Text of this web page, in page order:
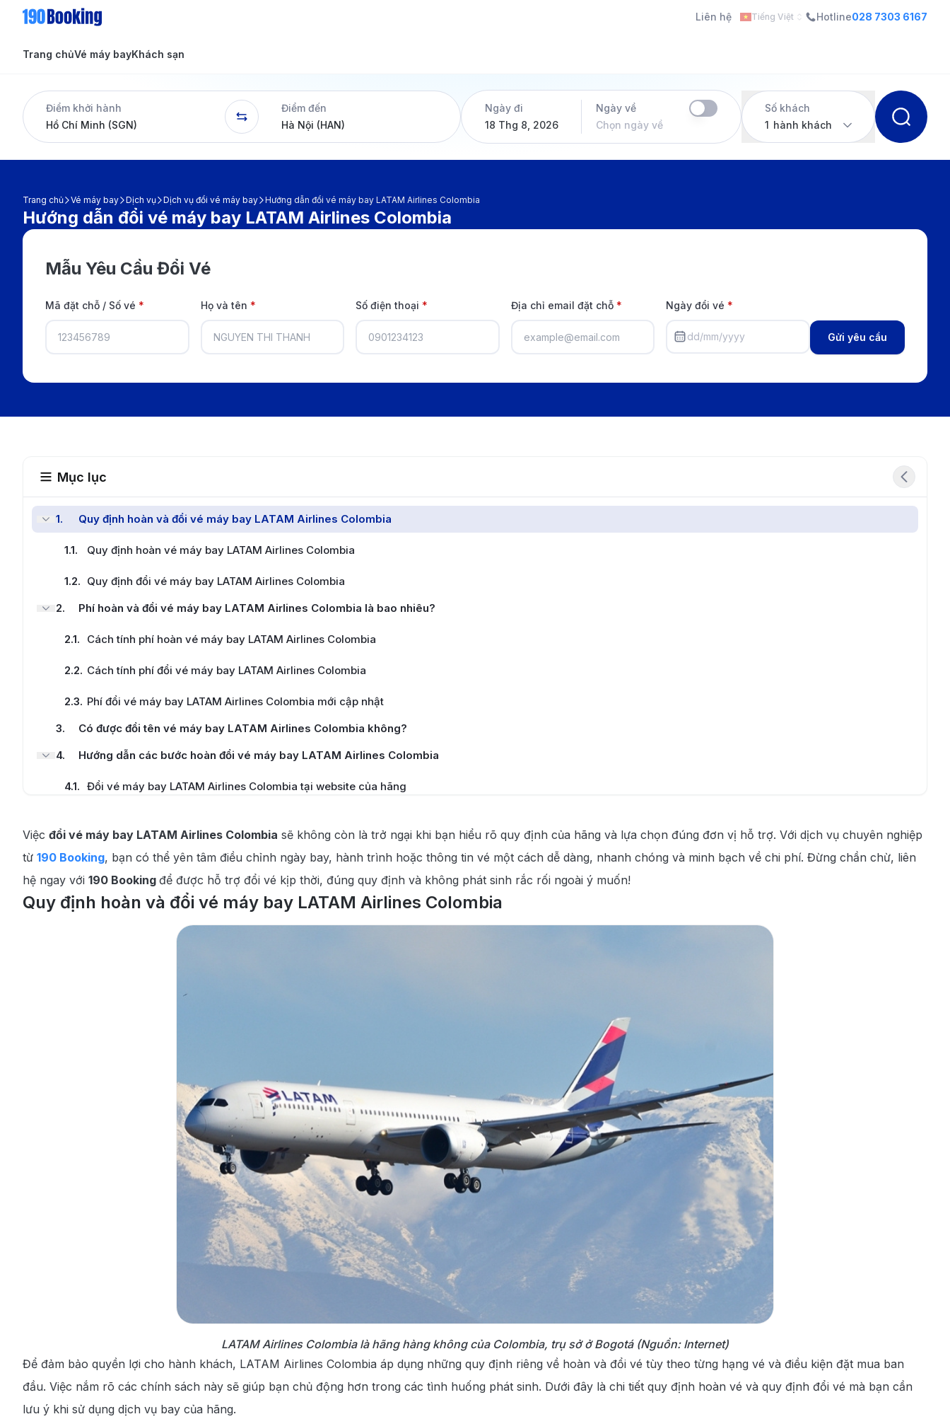
Liên hệ Tiếng Việt Hotline028 7303 6167
Trang chủVé máy bay
Tin tức
Dịch vụ
Khách sạn
Tin tức
Điểm khởi hành
Điểm đến
Ngày đi
18 Thg 8, 2026
Ngày về
Chọn ngày về
Số khách
1 hành khách
Trang chủ Vé máy bay Dịch vụ Dịch vụ đổi vé máy bay Hướng dẫn đổi vé máy bay LATAM Airlines Colombia
Hướng dẫn đổi vé máy bay LATAM Airlines Colombia
Mẫu Yêu Cầu Đổi Vé
Mã đặt chỗ / Số vé * Họ và tên * Số điện thoại * Địa chỉ email đặt chỗ* Ngày đổi vé *
dd/mm/yyyy Gửi yêu cầu
Mục lục
1. Quy định hoàn và đổi vé máy bay LATAM Airlines Colombia
1.1. Quy định hoàn vé máy bay LATAM Airlines Colombia
1.2. Quy định đổi vé máy bay LATAM Airlines Colombia
2. Phí hoàn và đổi vé máy bay LATAM Airlines Colombia là bao nhiêu?
2.1. Cách tính phí hoàn vé máy bay LATAM Airlines Colombia
2.2. Cách tính phí đổi vé máy bay LATAM Airlines Colombia
2.3. Phí đổi vé máy bay LATAM Airlines Colombia mới cập nhật
3.
Có được đổi tên vé máy bay LATAM Airlines Colombia không?
4. Hướng dẫn các bước hoàn đổi vé máy bay LATAM Airlines Colombia
4.1. Đổi vé máy bay LATAM Airlines Colombia tại website của hãng
5
190 Booking cung cấp dịch vụ đổi vé máy bay uy tín
Việc đổi vé máy bay LATAM Airlines Colombia sẽ không còn là trở ngại khi bạn hiểu rõ quy định của hãng và lựa chọn đúng đơn vị hỗ trợ. Với dịch vụ chuyên nghiệp
từ 190 Booking, bạn có thể yên tâm điều chỉnh ngày bay, hành trình hoặc thông tin vé một cách dễ dàng, nhanh chóng và minh bạch về chi phí. Đừng chần chừ, liên
hệ ngay với 190 Booking để được hỗ trợ đổi vé kịp thời, đúng quy định và không phát sinh rắc rối ngoài ý muốn!
Quy định hoàn và đổi vé máy bay LATAM Airlines Colombia
LATAM Airlines Colombia là hãng hàng không của Colombia, trụ sở ở Bogotá (Nguồn: Internet)
Để đảm bảo quyền lợi cho hành khách, LATAM Airlines Colombia áp dụng những quy định riêng về hoàn và đổi vé tùy theo từng hạng vé và điều kiện đặt mua ban
đầu. Việc nắm rõ các chính sách này sẽ giúp bạn chủ động hơn trong các tình huống phát sinh. Dưới đây là chi tiết quy định hoàn vé và quy định đổi vé mà bạn cần
lưu ý khi sử dụng dịch vụ bay của hãng.